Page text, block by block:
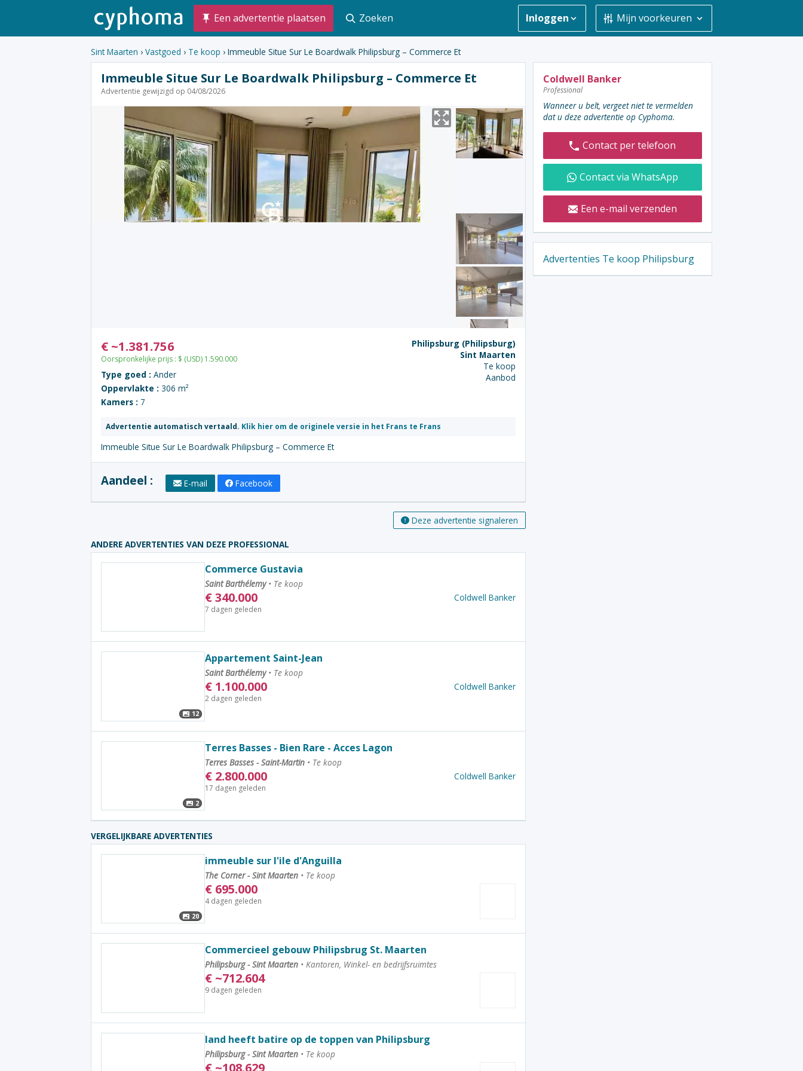
Een advertentie plaatsen Zoeken Inloggen Mijn voorkeuren
Sint Maarten › Vastgoed › Te koop › Immeuble Situe Sur Le Boardwalk Philipsburg – Commerce Et
Immeuble Situe Sur Le Boardwalk Philipsburg – Commerce Et
Advertentie gewijzigd op 04/08/2026
€ ~1.381.756
Oorspronkelijke prijs : $ (USD) 1.590.000
Type goed : Ander
Oppervlakte : 306 m²
Kamers : 7
Philipsburg (Philipsburg)
Sint Maarten
Te koop
Aanbod
Advertentie automatisch vertaald. Klik hier om de originele versie in het Frans te Frans
Immeuble Situe Sur Le Boardwalk Philipsburg – Commerce Et
Aandeel : E-mail Facebook
Deze advertentie signaleren
ANDERE ADVERTENTIES VAN DEZE PROFESSIONAL
Commerce Gustavia
Saint Barthélemy• Te koop
€ 340.000
7 dagen geleden
Coldwell Banker
12
Appartement Saint-Jean
Saint Barthélemy• Te koop
€ 1.100.000
2 dagen geleden
Coldwell Banker
2
Terres Basses - Bien Rare - Acces Lagon
Terres Basses - Saint-Martin • Te koop
€ 2.800.000
17 dagen geleden
Coldwell Banker
VERGELIJKBARE ADVERTENTIES
20
immeuble sur l'ile d'Anguilla
The Corner - Sint Maarten • Te koop
€ 695.000
4 dagen geleden
Commercieel gebouw Philipsbrug St. Maarten
Philipsburg - Sint Maarten • Kantoren, Winkel- en bedrijfsruimtes
€ ~712.604
9 dagen geleden
land heeft batire op de toppen van Philipsburg
Philipsburg - Sint Maarten • Te koop
€ ~108.629
De
adverteerder
contacteren
Coldwell Banker
Professional
Wanneer u belt, vergeet niet te vermelden
dat u deze advertentie op Cyphoma.
Contact per telefoon
Contact via WhatsApp
Een e-mail verzenden
Advertenties Te koop Philipsburg